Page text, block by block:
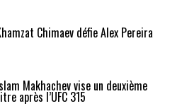
Chimaev défie Alex Pereira
Makhachev vise un deuxième
après l’UFC 315